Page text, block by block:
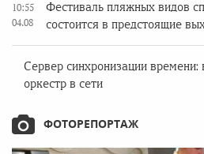
10:55
04.08
Фестиваль пляжных видов
состоится в предстоящие
Сервер синхронизации времени:
оркестр в сети
ФОТОРЕПОРТАЖ